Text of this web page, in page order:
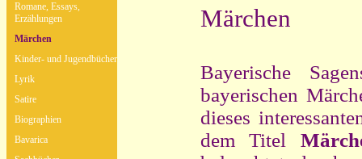
Romane, Essays,
Erzählungen
Märchen
Kinder- und Jugendbücher
Lyrik
Satire
Biographien
Bavarica
Märchen
Bayerische
bayerischen
dieses
dem Titel